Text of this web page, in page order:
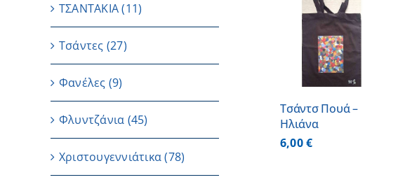
ΚΑΛΑΘΙ
Τσάντσ Πουά –
Ηλιάνα
6,00€
ΠΡΟΣΘΗΚΗ ΣΤΟ
ΚΑΛΑΘΙ
ΛΕΠΤΟΜΕΡΕΙΕΣ
ΤΣΑΝΤΑΚΙΑ (11)
Τσάντες (27)
Φανέλες (9)
Φλυντζάνια (45)
Χριστουγεννιάτικα(78)